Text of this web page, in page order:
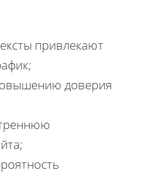
привлекают
доверия